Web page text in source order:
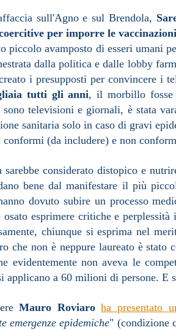
sull'Agno e sul Brendola,
per imporre le
piccolo avamposto di esseri umani
dalla politica e dalle lobby
i presupposti per convincere i
tutti gli anni, il morbillo
televisioni e giornali, è stata
sanitaria solo in caso di gravi
(da includere) e non
considerato distopico e
bene dal manifestare il più
dovuto subire un processo
esprimere critiche e
chiunque si esprima nel
che non è neppure laureato è
evidentemente non aveva le
applicano a 60 milioni di persone. E
Mauro Roviaro ha presentato
emergenze epidemiche" (condizione